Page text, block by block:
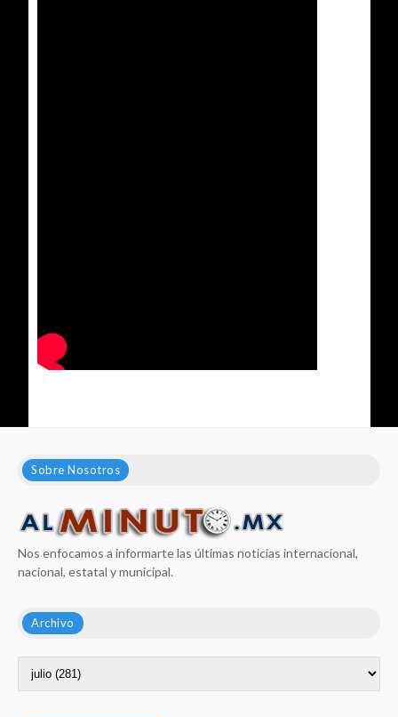
Sobre Nosotros
Nos enfocamos a informarte las últimas noticias internacional,
nacional, estatal y municipal.
Archivo